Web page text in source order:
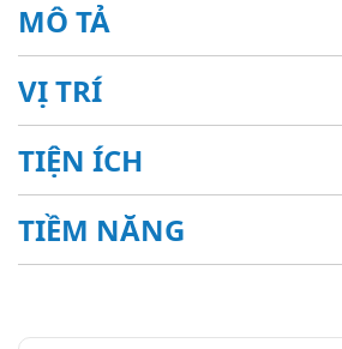
MÔ TẢ
VỊ TRÍ
TIỆN ÍCH
TIỀM NĂNG